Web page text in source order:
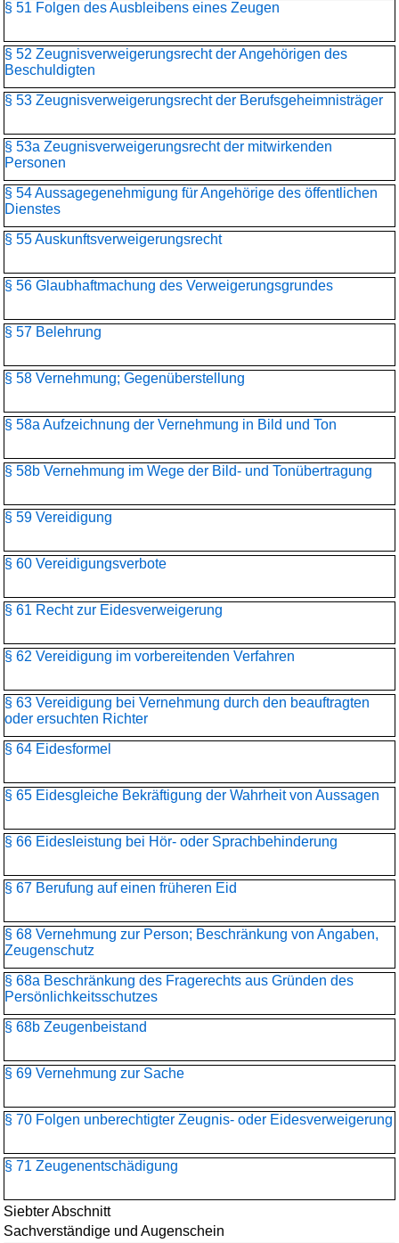
§ 51 Folgen des Ausbleibens eines Zeugen
§ 52 Zeugnisverweigerungsrecht der Angehörigen des
Beschuldigten
§ 53 Zeugnisverweigerungsrecht der Berufsgeheimnisträger
§ 53a Zeugnisverweigerungsrecht der mitwirkenden
Personen
§ 54 Aussagegenehmigung für Angehörige des öffentlichen
Dienstes
§ 55 Auskunftsverweigerungsrecht
§ 56 Glaubhaftmachung des Verweigerungsgrundes
§ 57 Belehrung
§ 58 Vernehmung; Gegenüberstellung
§ 58a Aufzeichnung der Vernehmung in Bild und Ton
§ 58b Vernehmung im Wege der Bild- und Tonübertragung
§ 59 Vereidigung
§ 60 Vereidigungsverbote
§ 61 Recht zur Eidesverweigerung
§ 62 Vereidigung im vorbereitenden Verfahren
§ 63 Vereidigung bei Vernehmung durch den beauftragten
oder ersuchten Richter
§ 64 Eidesformel
§ 65 Eidesgleiche Bekräftigung der Wahrheit von Aussagen
§ 66 Eidesleistung bei Hör- oder Sprachbehinderung
§ 67 Berufung auf einen früheren Eid
§ 68 Vernehmung zur Person; Beschränkung von Angaben,
Zeugenschutz
§ 68a Beschränkung des Fragerechts aus Gründen des
Persönlichkeitsschutzes
§ 68b Zeugenbeistand
§ 69 Vernehmung zur Sache
§ 70 Folgen unberechtigter Zeugnis- oder Eidesverweigerung
§ 71 Zeugenentschädigung
Siebter Abschnitt
Sachverständige und Augenschein